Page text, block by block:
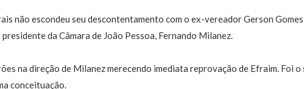
não escondeu seu descontentamento com o ex-vereador Gerson Gomes
da Câmara de João Pessoa, Fernando Milanez.
na direção de Milanez merecendo imediata reprovação de Efraim. Foi
conceituação.